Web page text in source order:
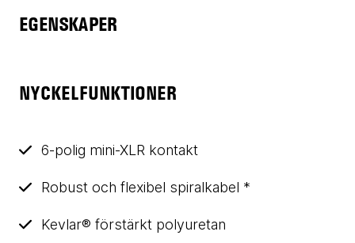
EGENSKAPER
NYCKELFUNKTIONER
6-polig mini-XLR kontakt
Robust och flexibel spiralkabel *
Kevlar® förstärkt polyuretan